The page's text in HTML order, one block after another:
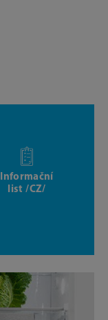
Informační
list /CZ/